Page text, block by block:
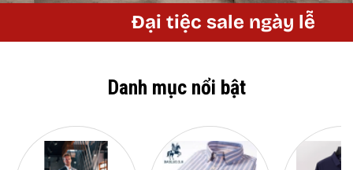
Đại tiệc sale ngày lễ
Danh mục nổi bật